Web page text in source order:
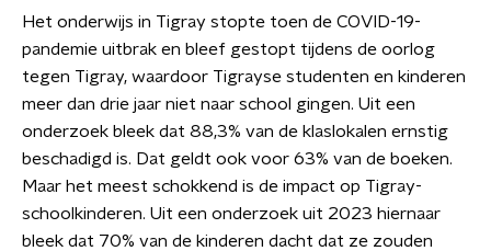
Het onderwijs in Tigray stopte toen de COVID-19-
pandemie uitbrak en bleef gestopt tijdens de oorlog
tegen Tigray, waardoor Tigrayse studenten en kinderen
meer dan drie jaar niet naar school gingen. Uit een
onderzoek bleek dat 88,3% van de klaslokalen ernstig
beschadigd is. Dat geldt ook voor 63% van de boeken.
Maar het meest schokkend is de impact op Tigray-
schoolkinderen. Uit een onderzoek uit 2023 hiernaar
bleek dat 70% van de kinderen dacht dat ze zouden